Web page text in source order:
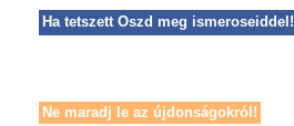
Ha tetszett Oszd meg ismeroseiddel!
Ne maradj le az újdonságokról!